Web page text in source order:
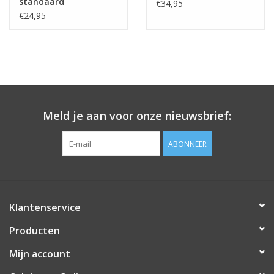
waardoor de ballon weer mooi strak wordt.
€24,95
€34,95
Meld je aan voor onze nieuwsbrief:
ABONNEER
Klantenservice
Producten
Mijn account